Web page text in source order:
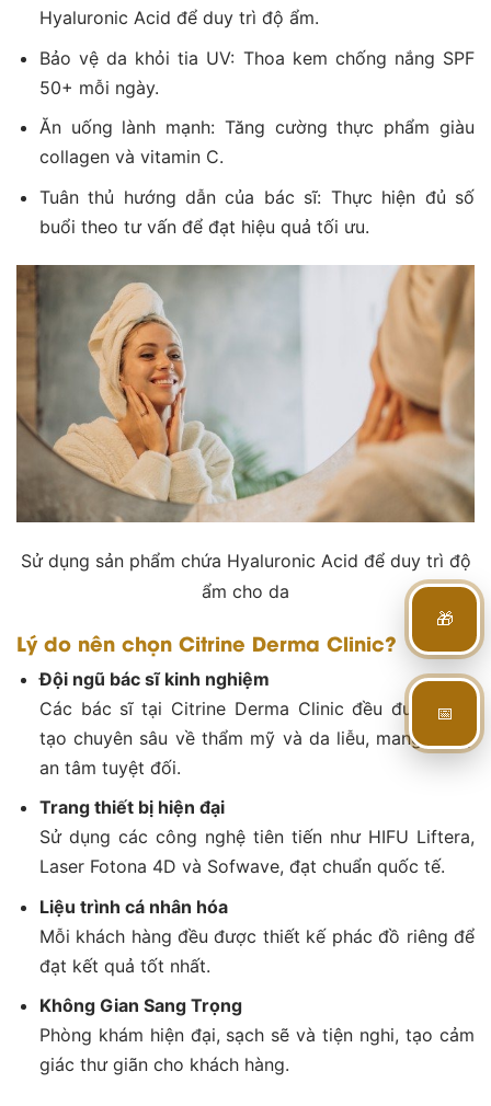
Hyaluronic Acid để duy trì độ ẩm.
Bảo vệ da khỏi tia UV: Thoa kem chống nắng SPF
50+ mỗi ngày.
Ăn uống lành mạnh: Tăng cường thực phẩm giàu
collagen và vitamin C.
Tuân thủ hướng dẫn của bác sĩ: Thực hiện đủ số
buổi theo tư vấn để đạt hiệu quả tối ưu.
Sử dụng sản phẩm chứa Hyaluronic Acid để duy trì độ
ẩm cho da
Lý do nên chọn Citrine Derma Clinic?
Đội ngũ bác sĩ kinh nghiệm
Các bác sĩ tại Citrine Derma Clinic đều được đào
tạo chuyên sâu về thẩm mỹ và da liễu, mang lại sự
an tâm tuyệt đối.
Trang thiết bị hiện đại
Sử dụng các công nghệ tiên tiến như HIFU Liftera,
Laser Fotona 4D và Sofwave, đạt chuẩn quốc tế.
Liệu trình cá nhân hóa
Mỗi khách hàng đều được thiết kế phác đồ riêng để
đạt kết quả tốt nhất.
Không Gian Sang Trọng
Phòng khám hiện đại, sạch sẽ và tiện nghi, tạo cảm
giác thư giãn cho khách hàng.
🎁
📅